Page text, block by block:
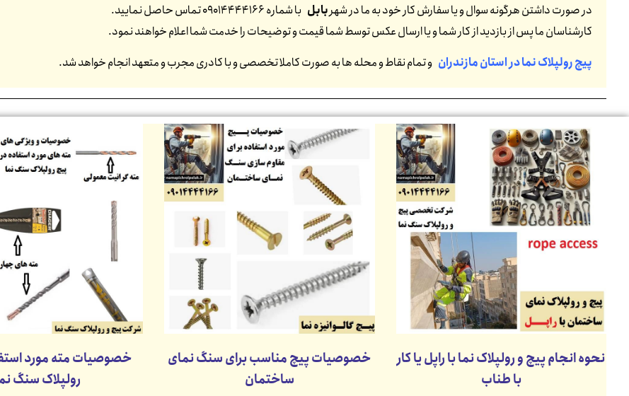
در صورت داشتن هرگونه سوال و یا سفارش کار خود به ما در شهربابل با شماره 09014444166 تماس حاصل نمایید.
کارشناسان ما پس از بازدید از کار شما و یا ارسال عکس توسط شما قیمت و توضیحات را خدمت شما اعلام خواهند نمود.
پیچ رولپلاک نما در استان مازندران و تمام نقاط و محله ها به صورت کاملا تخصصی و با کادری مجرب و متعهد انجام خواهد شد.
نحوه انجام پیچ و رولپلاک نما با راپل یا کار
با طناب
خصوصیات پیچ مناسب برای سنگ نمای
ساختمان
خصوصیات مته مورد
رولپلاک سنگ